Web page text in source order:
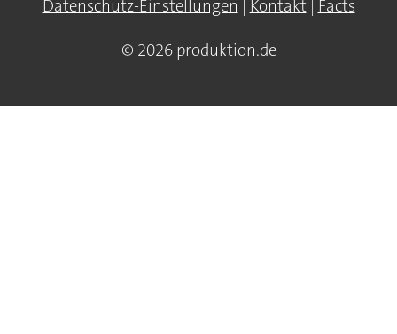
Datenschutz-Einstellungen | Kontakt| Facts
© 2026 produktion.de